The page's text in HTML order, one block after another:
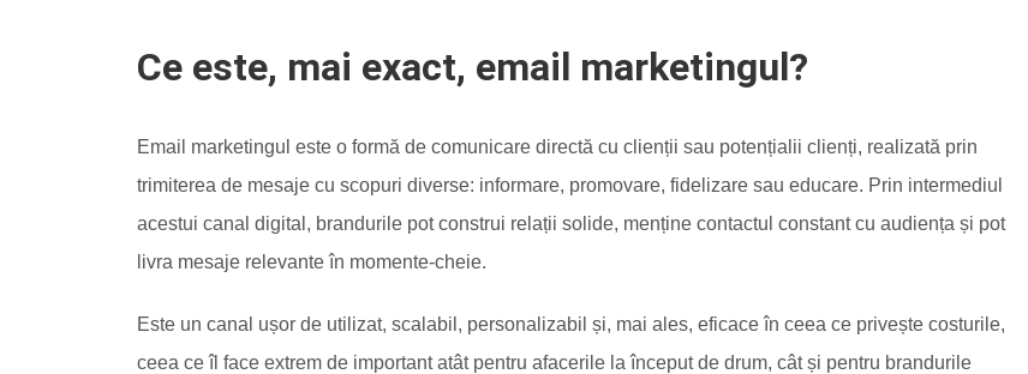
Ce este, mai exact, email marketingul?
Email marketingul este o formă de comunicare directă cu clienții sau potențialii clienți, realizată prin
trimiterea de mesaje cu scopuri diverse: informare, promovare, fidelizare sau educare. Prin intermediul
acestui canal digital, brandurile pot construi relații solide, menține contactul constant cu audiența și pot
livra mesaje relevante în momente-cheie.
Este un canal ușor de utilizat, scalabil, personalizabil și, mai ales, eficace în ceea ce privește costurile,
ceea ce îl face extrem de important atât pentru afacerile la început de drum, cât și pentru brandurile